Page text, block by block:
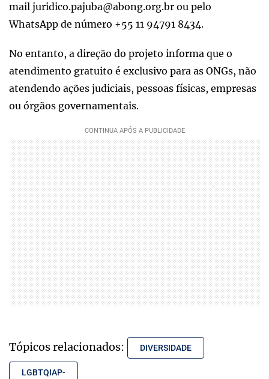
mail juridico.pajuba@abong.org.br ou pelo
WhatsApp de número +55 11 94791 8434.
No entanto, a direção do projeto informa que o
atendimento gratuito é exclusivo para as ONGs, não
atendendo ações judiciais, pessoas físicas, empresas
ou órgãos governamentais.
Tópicos relacionados: DIVERSIDADE
LGBTQIAP-